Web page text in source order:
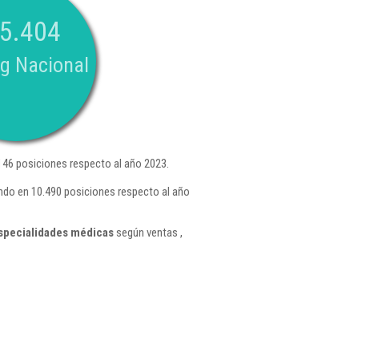
Nacional
posiciones respecto al año 2023.
en 10.490 posiciones respecto al año
médicassegún ventas ,